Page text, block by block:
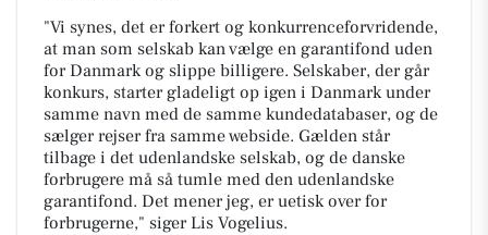
"Vi synes, det er forkert og konkurrenceforvridende,
at man som selskab kan vælge en garantifond uden
for Danmark og slippe billigere. Selskaber, der går
konkurs, starter gladeligt op igen i Danmark under
samme navn med de samme kundedatabaser, og de
sælger rejser fra samme webside. Gælden står
tilbage i det udenlandske selskab, og de danske
forbrugere må så tumle med den udenlandske
garantifond. Det mener jeg, er uetisk over for
forbrugerne," siger Lis Vogelius.